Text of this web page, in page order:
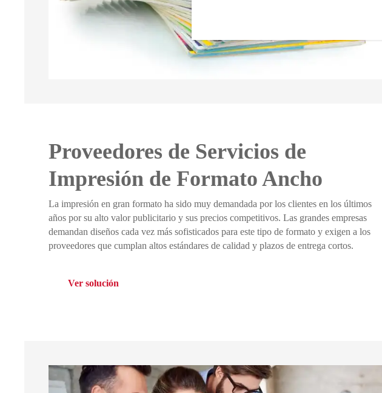
Proveedores de Servicios de
Impresión de Formato Ancho
La impresión en gran formato ha sido muy demandada por los clientes en los últimos
años por su alto valor publicitario y sus precios competitivos. Las grandes empresas
demandan diseños cada vez más sofisticados para este tipo de formato y exigen a los
proveedores que cumplan altos estándares de calidad y plazos de entrega cortos.
Ver solución